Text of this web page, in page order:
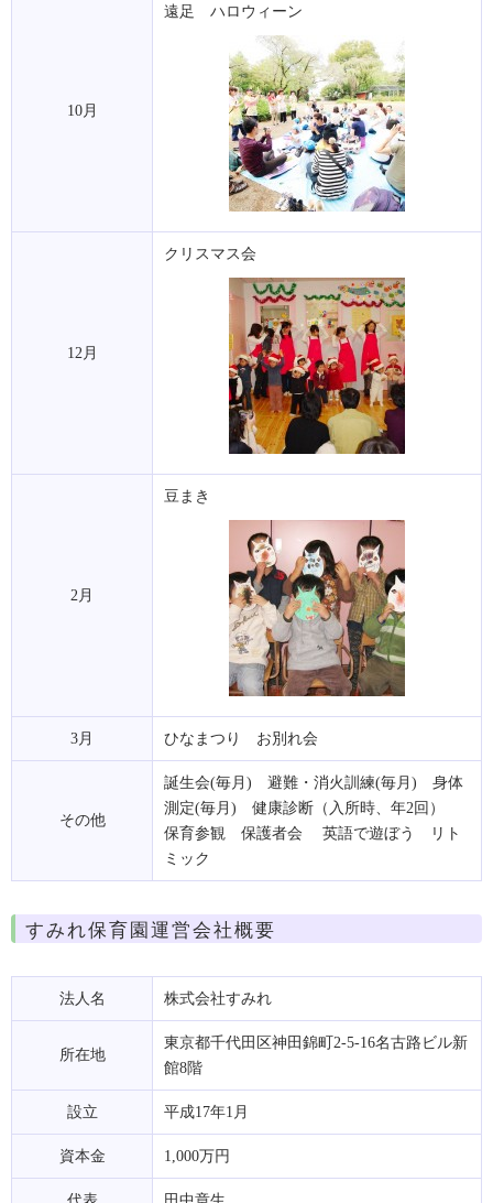
10月
遠足 ハロウィーン
12月
クリスマス会
2月
豆まき
3月 ひなまつり お別れ会
その他
誕生会(毎月) 避難・消火訓練(毎月) 身体
測定(毎月) 健康診断（入所時、年2回）
保育参観 保護者会 英語で遊ぼう リト
ミック
すみれ保育園運営会社概要
法人名 株式会社すみれ
所在地
東京都千代田区神田錦町2-5-16名古路ビル新
館8階
設立 平成17年1月
資本金 1,000万円